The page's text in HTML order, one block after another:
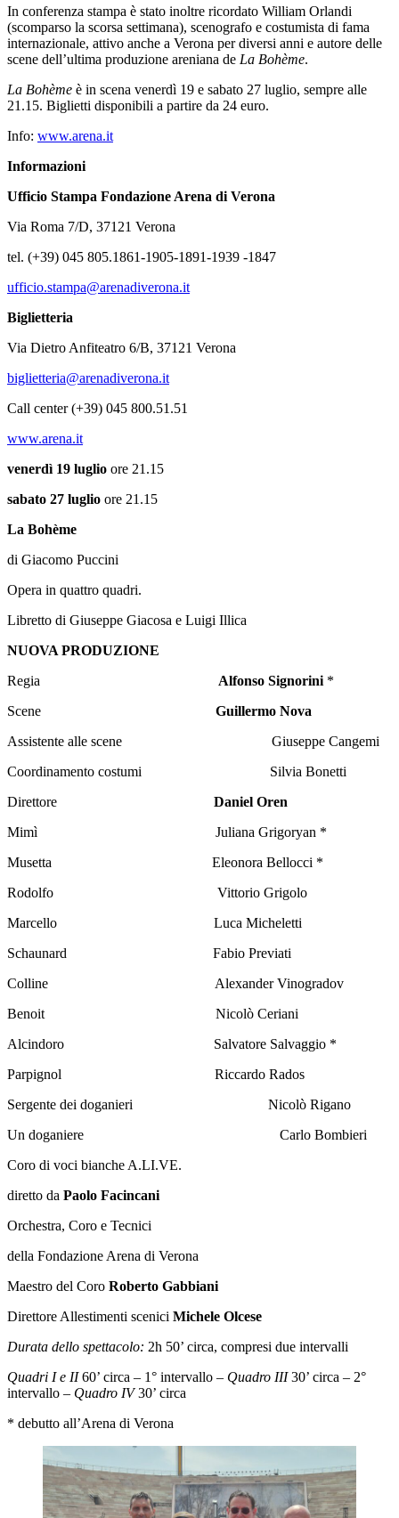
In conferenza stampa è stato inoltre ricordato William Orlandi
(scomparso la scorsa settimana), scenografo e costumista di fama
internazionale, attivo anche a Verona per diversi anni e autore delle
scene dell’ultima produzione areniana de La Bohème.
La Bohème è in scena venerdì 19 e sabato 27 luglio, sempre alle
21.15. Biglietti disponibili a partire da 24 euro.
Info: www.arena.it
Informazioni
Ufficio Stampa Fondazione Arena di Verona
Via Roma 7/D, 37121 Verona
tel. (+39) 045 805.1861-1905-1891-1939 -1847
ufficio.stampa@arenadiverona.it
Biglietteria
Via Dietro Anfiteatro 6/B, 37121 Verona
biglietteria@arenadiverona.it
Call center (+39) 045 800.51.51
www.arena.it
venerdì 19 luglio ore 21.15
sabato 27 luglio ore 21.15
La Bohème
di Giacomo Puccini
Opera in quattro quadri.
Libretto di Giuseppe Giacosa e Luigi Illica
NUOVA PRODUZIONE
Regia Alfonso Signorini *
Scene Guillermo Nova
Assistente alle scene Giuseppe Cangemi
Coordinamento costumi Silvia Bonetti
Direttore Daniel Oren
Mimì Juliana Grigoryan *
Musetta Eleonora Bellocci *
Rodolfo Vittorio Grigolo
Marcello Luca Micheletti
Schaunard Fabio Previati
Colline Alexander Vinogradov
Benoit Nicolò Ceriani
Alcindoro Salvatore Salvaggio *
Parpignol Riccardo Rados
Sergente dei doganieri Nicolò Rigano
Un doganiere Carlo Bombieri
Coro di voci bianche A.LI.VE.
diretto da Paolo Facincani
Orchestra, Coro e Tecnici
della Fondazione Arena di Verona
Maestro del Coro Roberto Gabbiani
Direttore Allestimenti scenici Michele Olcese
Durata dello spettacolo: 2h 50’ circa, compresi due intervalli
Quadri I e II60’ circa – 1° intervallo – Quadro III30’ circa – 2°
intervallo – Quadro IV30’ circa
* debutto all’Arena di Verona